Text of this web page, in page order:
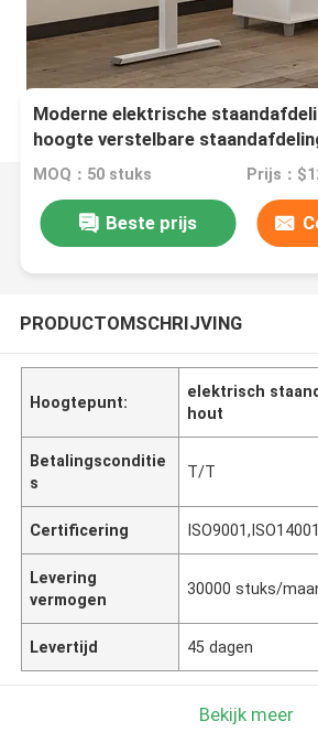
Moderne elektrische
hoogte verstelbare
MOQ：50 stuks Prijs：
Beste prijs
PRODUCTOMSCHRIJVING
Hoogtepunt:
elektrisch
hout
Betalingsconditie
s
T/T
Certificering
Levering
vermogen
30000 stuks/
Levertijd 45 dagen
Bekijk meer